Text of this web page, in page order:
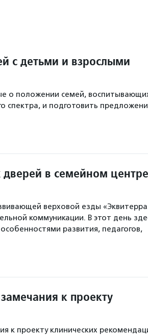
с детьми и взрослыми
о положении семей,
спектра, и подготовить
в семейном центре
верховой езды
коммуникации. В этот день
развития, педагогов,
к проекту
к проекту клинических